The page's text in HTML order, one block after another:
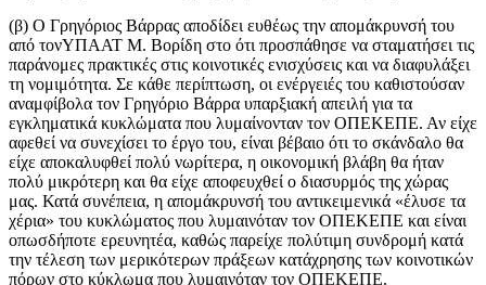
(β) Ο Γρηγόριος Βάρρας αποδίδει ευθέως την απομάκρυνσή του
από τονΥΠΑΑΤ Μ. Βορίδη στο ότι προσπάθησε να σταματήσει τις
παράνομες πρακτικές στις κοινοτικές ενισχύσεις και να διαφυλάξει
τη νομιμότητα. Σε κάθε περίπτωση, οι ενέργειές του καθιστούσαν
αναμφίβολα τον Γρηγόριο Βάρρα υπαρξιακή απειλή για τα
εγκληματικά κυκλώματα που λυμαίνονταν τον ΟΠΕΚΕΠΕ. Αν είχε
αφεθεί να συνεχίσει το έργο του, είναι βέβαιο ότι το σκάνδαλο θα
είχε αποκαλυφθεί πολύ νωρίτερα, η οικονομική βλάβη θα ήταν
πολύ μικρότερη και θα είχε αποφευχθεί ο διασυρμός της χώρας
μας. Κατά συνέπεια, η απομάκρυνσή του αντικειμενικά «έλυσε τα
χέρια» του κυκλώματος που λυμαινόταν τον ΟΠΕΚΕΠΕ και είναι
οπωσδήποτε ερευνητέα, καθώς παρείχε πολύτιμη συνδρομή κατά
την τέλεση των μερικότερων πράξεων κατάχρησης των κοινοτικών
πόρων στο κύκλωμα που λυμαινόταν τον ΟΠΕΚΕΠΕ.